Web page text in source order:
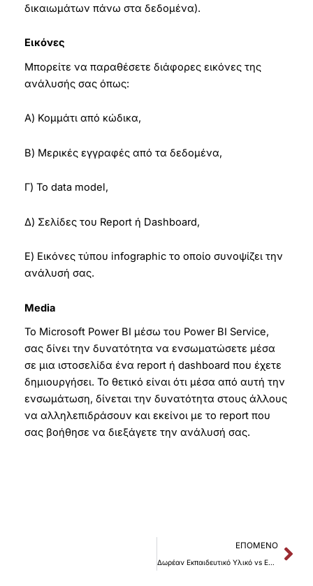
δικαιωμάτων πάνω στα δεδομένα).
Εικόνες
Μπορείτε να παραθέσετε διάφορες εικόνες της
ανάλυσής σας όπως:
Α) Κομμάτι από κώδικα,
Β) Μερικές εγγραφές από τα δεδομένα,
Γ) Το data model,
Δ) Σελίδες του Report ή Dashboard,
Ε) Εικόνες τύπου infographic το οποίο συνοψίζει την
ανάλυσή σας.
Media
Το Microsoft Power BI μέσω του Power BI Service,
σας δίνει την δυνατότητα να ενσωματώσετε μέσα
σε μια ιστοσελίδα ένα report ή dashboard που έχετε
δημιουργήσει. Το θετικό είναι ότι μέσα από αυτή την
ενσωμάτωση, δίνεται την δυνατότητα στους άλλους
να αλληλεπιδράσουν και εκείνοι με το report που
σας βοήθησε να διεξάγετε την ανάλυσή σας.
ΕΠΌΜΕΝΟ
Δωρέαν Εκπαιδευτικό Υλικό vs Επί Πληρωμή